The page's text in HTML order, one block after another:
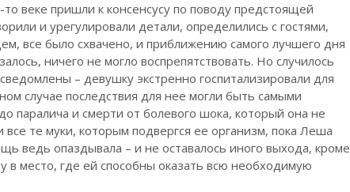
веке пришли к консенсусу по поводу предстоящей
и урегулировали детали, определились с гостями,
все было схвачено, и приближению самого лучшего дня
ничего не могло воспрепятствовать. Но случилось
– девушку экстренно госпитализировали для
случае последствия для нее могли быть самыми
паралича и смерти от болевого шока, который она не
те муки, которым подвергся ее организм, пока Леша
ведь опаздывала – и не оставалось иного выхода, кроме
в место, где ей способны оказать всю необходимую